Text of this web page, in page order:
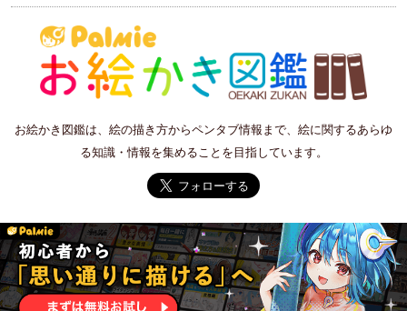
お絵かき図鑑は、絵の描き方からペンタブ情報まで、絵に関するあらゆ
る知識・情報を集めることを目指しています。